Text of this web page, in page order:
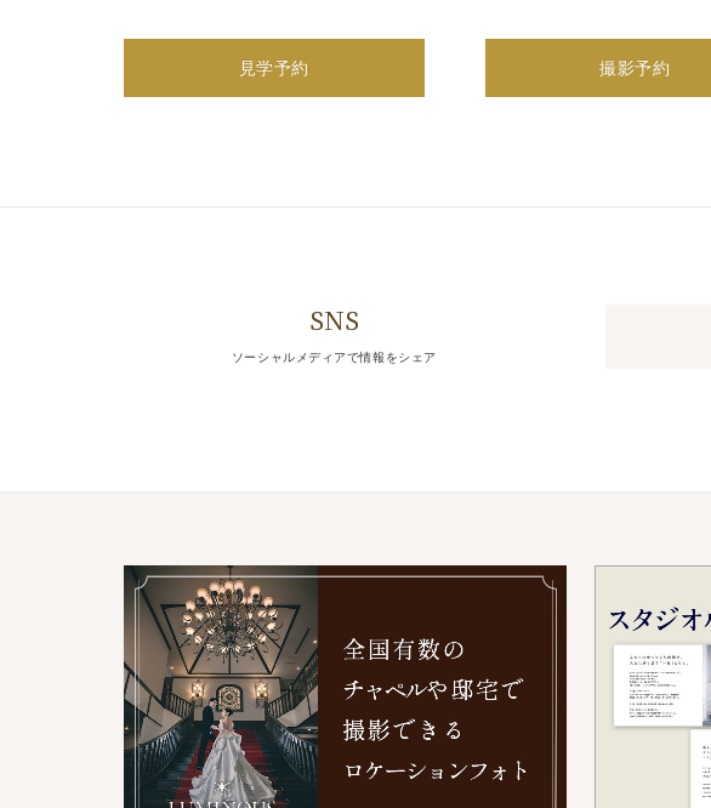
見つかりませんでした
ごめんなさい。指定されたアーカイブは見つかりませんでした。
見学予約 撮影予約
SNS
ソーシャルメディアで情報をシェア